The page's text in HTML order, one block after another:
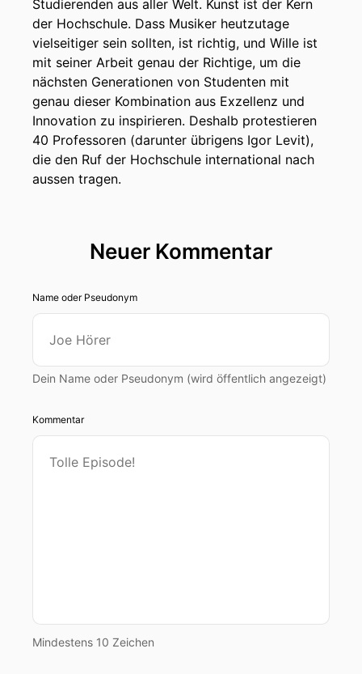
Studierenden aus aller Welt. Kunst ist der Kern
der Hochschule. Dass Musiker heutzutage
vielseitiger sein sollten, ist richtig, und Wille ist
mit seiner Arbeit genau der Richtige, um die
nächsten Generationen von Studenten mit
genau dieser Kombination aus Exzellenz und
Innovation zu inspirieren. Deshalb protestieren
40 Professoren (darunter übrigens Igor Levit),
die den Ruf der Hochschule international nach
aussen tragen.
Neuer Kommentar
Name oder Pseudonym
Dein Name oder Pseudonym (wird öffentlich angezeigt)
Kommentar
Mindestens 10 Zeichen